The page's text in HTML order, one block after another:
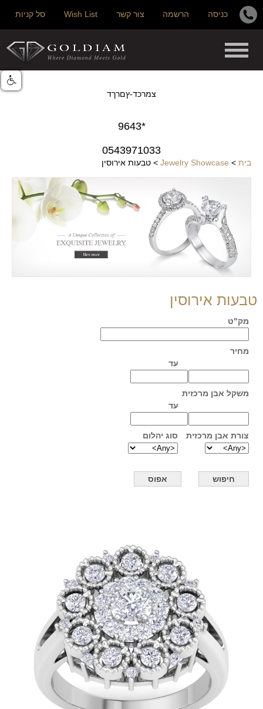
כניסה הרשמה צור קשר Wish List סל קניות
צמרכד-ץםרךד
*9643
0543971033
בית >
Jewelry Showcase
> טבעות אירוסין
טבעות אירוסין
מק"ט
מחיר
עד
משקל אבן מרכזית
עד
צורת אבן מרכזית סוג יהלום